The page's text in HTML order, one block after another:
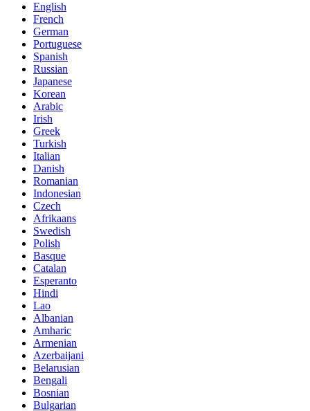
English
French
German
Portuguese
Spanish
Russian
Japanese
Korean
Arabic
Irish
Greek
Turkish
Italian
Danish
Romanian
Indonesian
Czech
Afrikaans
Swedish
Polish
Basque
Catalan
Esperanto
Hindi
Lao
Albanian
Amharic
Armenian
Azerbaijani
Belarusian
Bengali
Bosnian
Bulgarian